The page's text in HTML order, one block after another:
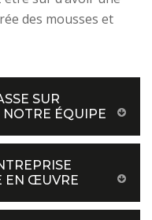
des mousses et
SUR
ÉQUIPE
EN ŒUVRE